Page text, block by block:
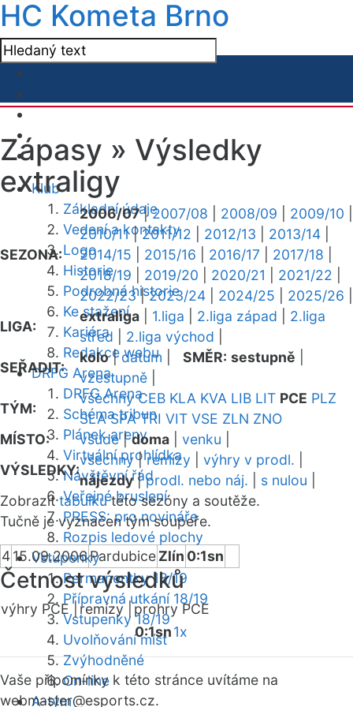
HC Kometa Brno
Klub
Základní údaje
Vedení a kontakty
Logo
Historie
Podrobná historie
Ke stažení
Kariéra
Redakce webu
DRFG Arena
DRFG Arena
Schéma tribun
Plánek areny
Virtuální prohlídka
Návštěvní řád
Veřejné bruslení
PRESS: pro novináře
Rozpis ledové plochy
Vstupenky
Permanentky 18/19
Přípravná utkání 18/19
Vstupenky 18/19
Uvolňování míst
Zvýhodněné
On-line
A-tým
Zápasy » Výsledky
extraligy
SEZONA:
2006/07|2007/08 2008/09 2009/10
2010/11|2011/12 2012/13 2013/14
2014/15
2015/16 2016/17 2017/18
2018/19
2019/20 2020/21 2021/22
2022/23|2023/24 2024/25 2025/26
LIGA:
extraliga 1.liga 2.liga západ
2.liga
střed
2.liga východ
SEŘADIT:
kolo|datum SMĚR: sestupně
vzestupně
TÝM:
všechny CEB KLA KVA LIB LIT PCE PLZ
SLA SPA TRI VIT VSE ZLN ZNO
MÍSTO:
všude|doma venku
VÝSLEDKY:
všechny|remízy výhry v prodl.
nájezdy|prodl. nebo náj. s nulou
Zobrazittabulkutéto sezóny a soutěže.
Tučně je vyznačen tým soupeře.
415.09.2006PardubiceZlín 0:1sn
Četnost výsledků
výhry PCE | remízy |prohry PCE
0:1sn1x
Vaše připomínky k této stránce uvítáme na
webmaster@esports.cz.